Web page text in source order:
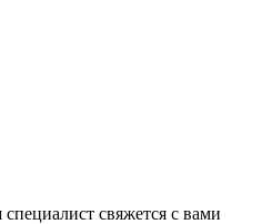
свяжется с вами